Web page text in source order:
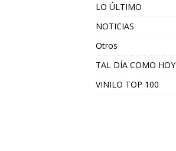
LO ÚLTIMO
NOTICIAS
Otros
TAL DÍA COMO HOY
VINILO TOP 100